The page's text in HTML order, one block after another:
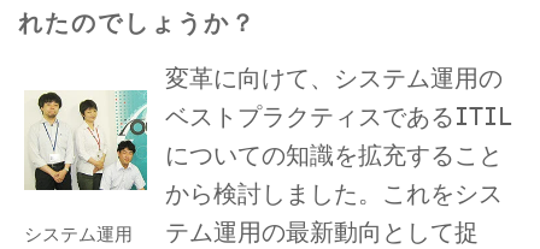
れたのでしょうか？
システム運用
変革に向けて、システム運用の
ベストプラクティスであるITIL
についての知識を拡充すること
から検討しました。これをシス
テム運用の最新動向として捉